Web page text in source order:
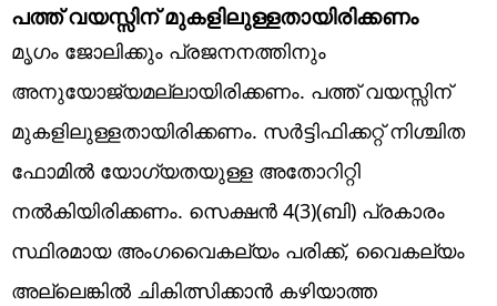
പത്ത് വയസ്സിന് മുകളിലുള്ളതായിരിക്കണം
മൃഗം ജോലിക്കും പ്രജനനത്തിനും
അനുയോജ്യമല്ലായിരിക്കണം. പത്ത് വയസ്സിന്
മുകളിലുള്ളതായിരിക്കണം. സർട്ടിഫിക്കറ്റ് നിശ്ചിത
ഫോമിൽ യോഗ്യതയുള്ള അതോറിറ്റി
നൽകിയിരിക്കണം. സെക്ഷൻ 4(3)(ബി) പ്രകാരം
സ്ഥിരമായ അംഗവൈകല്യം പരിക്ക്, വൈകല്യം
അല്ലെങ്കിൽ ചികിത്സിക്കാൻ കഴിയാത്ത